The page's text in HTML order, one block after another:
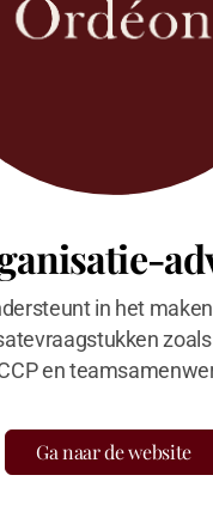
in het
zoals
en
Ga naar de website